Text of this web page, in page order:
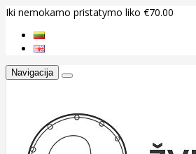
Iki nemokamo pristatymo liko €70.00
Navigacija